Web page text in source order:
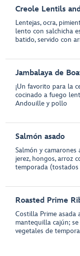
Creole Lentils
Lentejas, ocra,
lento con salchicha
batido, servido con
Jambalaya de
¡Un favorito para la
cocinado a fuego
Andouille y pollo
Salmón asado
Salmón y camarones
jerez, hongos, arroz
temporada
Roasted Prime
Costilla Prime
mantequilla cajún;
vegetales de